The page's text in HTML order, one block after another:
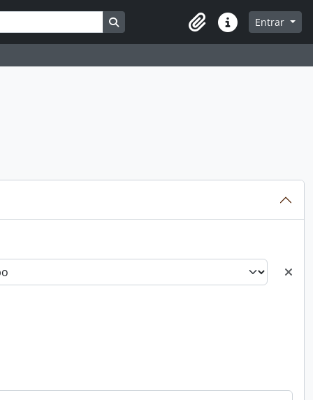
Busque na página de navegação
Atalhos Entrar